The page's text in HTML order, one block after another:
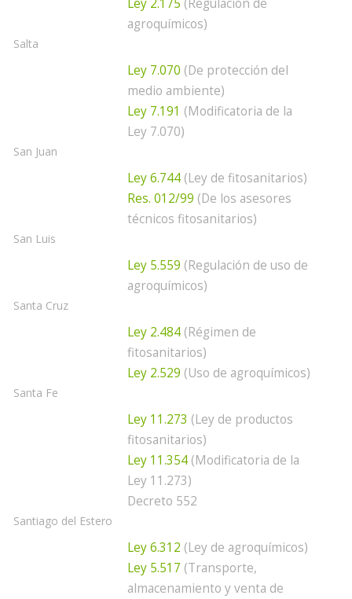
Ley 2.175 (Regulación de
agroquímicos)
Salta
Ley 7.070 (De protección del
medio ambiente)
Ley 7.191 (Modificatoria de la
Ley 7.070)
San Juan
Ley 6.744(Ley de fitosanitarios)
Res. 012/99 (De los asesores
técnicos fitosanitarios)
San Luis
Ley 5.559 (Regulación de uso de
agroquímicos)
Santa Cruz
Ley 2.484(Régimen de
fitosanitarios)
Ley 2.529 (Uso de agroquímicos)
Santa Fe
Ley 11.273 (Ley de productos
fitosanitarios)
Ley 11.354(Modificatoria de la
Ley 11.273)
Decreto 552
Santiago del Estero
Ley 6.312 (Ley de agroquímicos)
Ley 5.517 (Transporte,
almacenamiento y venta de